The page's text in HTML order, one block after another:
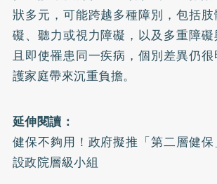
狀多元，可能跨越多種障別，包括
礙、聽力或視力障礙，以及多重障礙
且即使罹患同一疾病，個別差異仍
護家庭帶來沉重負擔。
延伸閱讀：
健保不夠用！政府擬推「第二層健
設政院層級小組